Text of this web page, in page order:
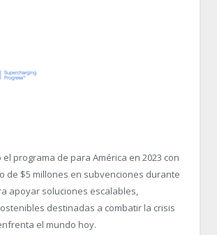
el programa de para América en 2023 con
de $5 millones en subvenciones durante
apoyar soluciones escalables,
destinadas a combatir la crisis
el mundo hoy.